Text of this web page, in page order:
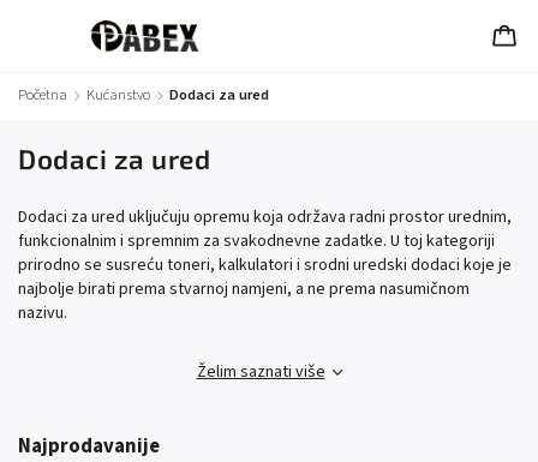
Početna / Kućanstvo / Dodaci za ured
Dodaci za ured
Dodaci za ured uključuju opremu koja održava radni prostor urednim,
funkcionalnim i spremnim za svakodnevne zadatke. U toj kategoriji
prirodno se susreću toneri, kalkulatori i srodni uredski dodaci koje je
najbolje birati prema stvarnoj namjeni, a ne prema nasumičnom
nazivu.
Želim saznati više
Najprodavanije